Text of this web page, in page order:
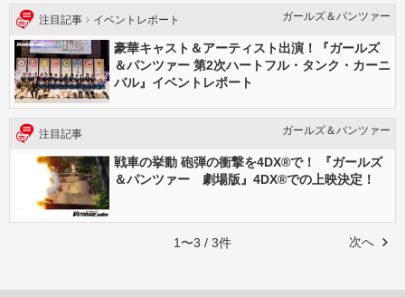
注目記事 イベントレポート ガールズ＆パンツァー
豪華キャスト＆アーティスト出演！『ガールズ
＆パンツァー 第2次ハートフル・タンク・カーニ
バル』イベントレポート
注目記事 ガールズ＆パンツァー
戦車の挙動 砲弾の衝撃を4DX®で！ 『ガールズ
＆パンツァー 劇場版』4DX®での上映決定！
次へ
1〜3 / 3件